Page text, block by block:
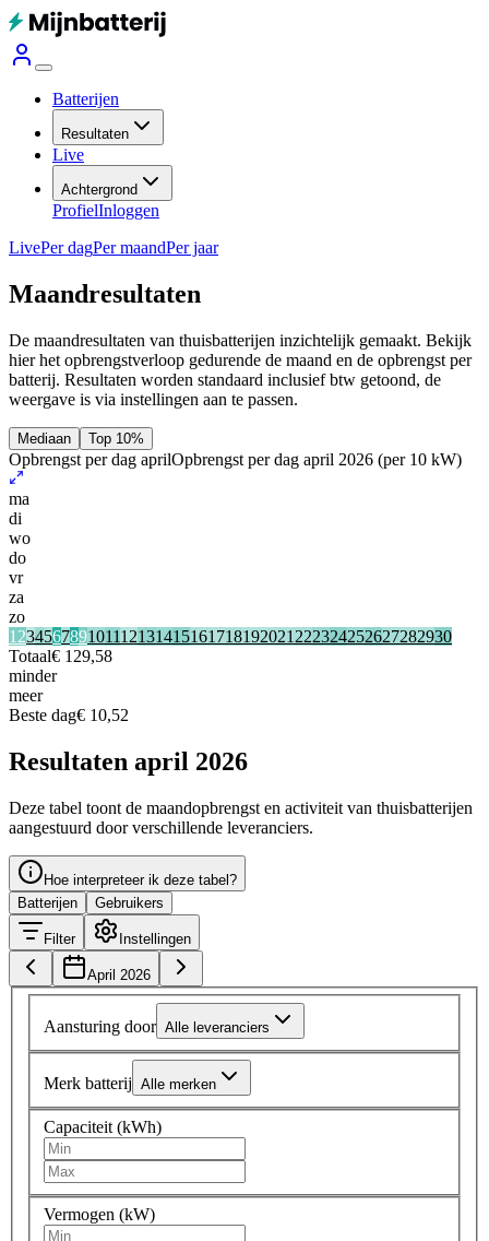
Batterijen
Resultaten
Live
Achtergrond
ProfielInloggen
LivePer dagPer maandPer jaar
Maandresultaten
De maandresultaten van thuisbatterijen inzichtelijk gemaakt. Bekijk
hier het opbrengstverloop gedurende de maand en de opbrengst per
batterij. Resultaten worden standaard inclusief btw getoond, de
weergave is via instellingen aan te passen.
Mediaan Top 10%
Opbrengst per dag aprilOpbrengst per dag april 2026 (per 10 kW)
ma
di
wo
do
vr
za
zo
1 23456789101112131415161718192021 222324252627282930
Totaal€ 129,58
minder
meer
Beste dag€ 10,52
Resultaten april 2026
Deze tabel toont de maandopbrengst en activiteit van thuisbatterijen
aangestuurd door verschillende leveranciers.
Hoe interpreteer ik deze tabel?
Batterijen
Gebruikers
Filter Instellingen
April 2026
Aansturing door Alle leveranciers
Merk batterij Alle merken
Capaciteit (kWh)
Vermogen (kW)